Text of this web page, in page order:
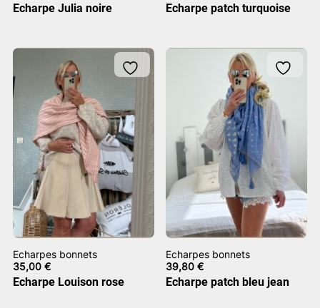
Echarpe Julia noire Echarpe patch turquoise
Echarpes bonnets
35,00 €
Echarpe Louison rose
Echarpes bonnets
39,80€
Echarpe patch bleu jean